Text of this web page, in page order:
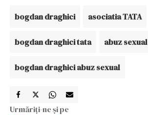
bogdan draghici asociatia TATA
bogdan draghici tata abuz
bogdan draghici abuz sexual
Urmăriți-ne și pe